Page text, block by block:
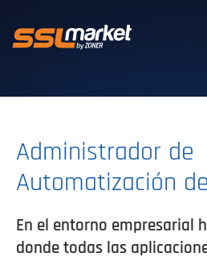
Administrador de
Automatización
En el entorno empresarial
donde todas las